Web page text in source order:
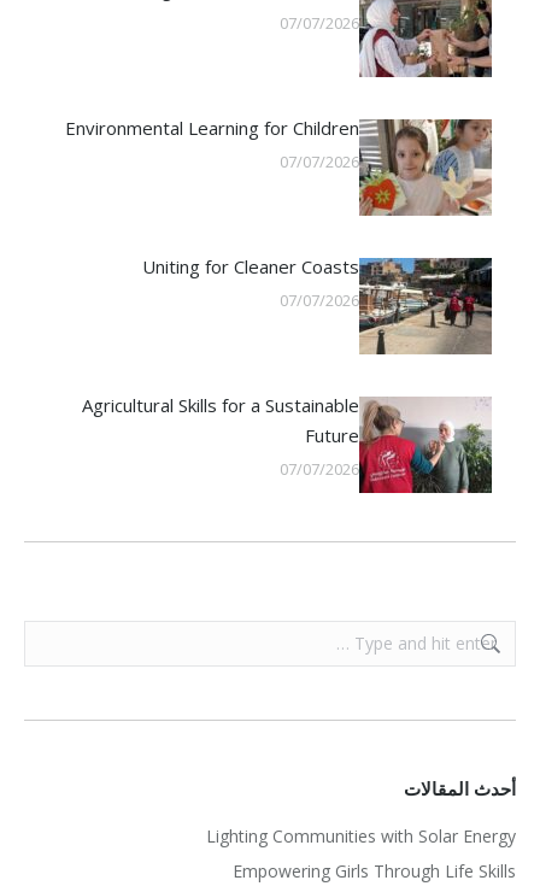
07/07/2026
Environmental Learning for Children
07/07/2026
Uniting for Cleaner Coasts
07/07/2026
Agricultural Skills for a Sustainable
Future
07/07/2026
Search:
أحدث المقالات
Lighting Communities with Solar Energy
Empowering Girls Through Life Skills